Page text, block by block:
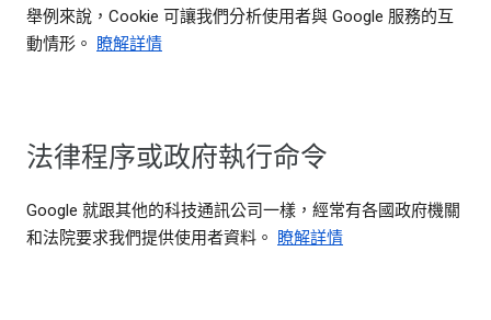
舉例來說，Cookie 可讓我們分析使用者與 Google 服務的互
動情形。
瞭解詳情
法律程序或政府執行命令
Google 就跟其他的科技通訊公司一樣，經常有各國政府機關
和法院要求我們提供使用者資料。
瞭解詳情